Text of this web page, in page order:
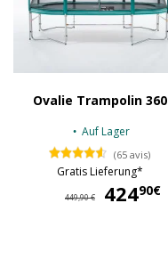
Ovalie Trampolin 360
Auf Lager
(65 avis)
Gratis Lieferung*
449,90 € 42490€